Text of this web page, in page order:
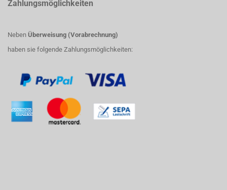
Zahlungsmöglichkeiten
Neben Überweisung (Vorabrechnung)
haben sie folgende Zahlungsmöglichkeiten: